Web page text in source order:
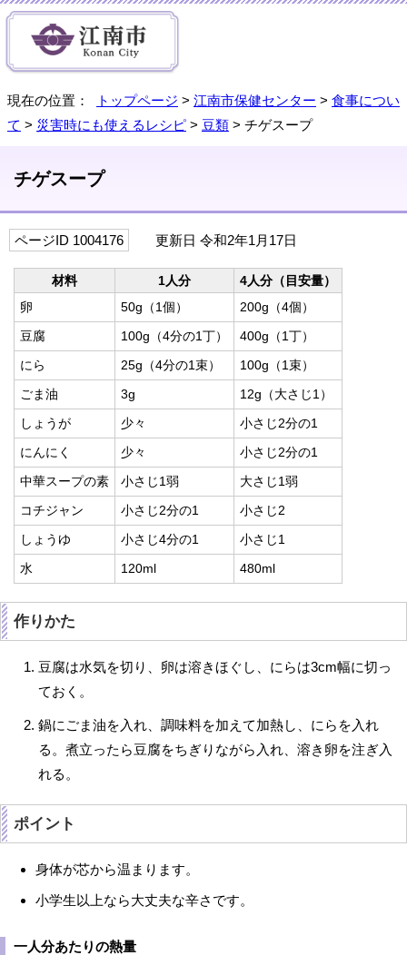
現在の位置： トップページ > 江南市保健センター > 食事につい
て > 災害時にも使えるレシピ > 豆類 > チゲスープ
チゲスープ
ページID 1004176 更新日 令和2年1月17日
材料 1人分
4人分（目安量）
卵
50g（1個）
200g（4個）
豆腐
100g（4分の1丁）
400g（1丁）
にら
25g（4分の1束）
100g（1束）
ごま油
3g
12g（大さじ1）
しょうが
少々
小さじ2分の1
にんにく
少々
小さじ2分の1
中華スープの素
小さじ1弱
大さじ1弱
コチジャン
小さじ2分の1
小さじ2
しょうゆ
小さじ4分の1
小さじ1
水
120ml 480ml
作りかた
豆腐は水気を切り、卵は溶きほぐし、にらは3cm幅に切っ
ておく。
鍋にごま油を入れ、調味料を加えて加熱し、にらを入れ
る。煮立ったら豆腐をちぎりながら入れ、溶き卵を注ぎ入
れる。
ポイント
身体が芯から温まります。
小学生以上なら大丈夫な辛さです。
一人分あたりの熱量